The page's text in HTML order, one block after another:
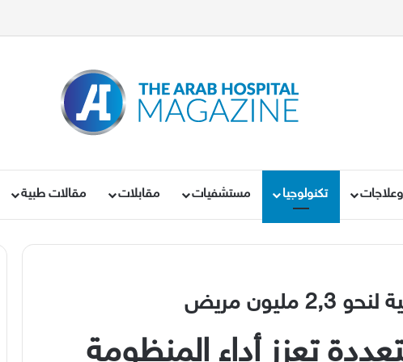
تكنولوجيا مستشفيات مقابلات مقالات طبية
مريض
تعزز أداء المنظومة